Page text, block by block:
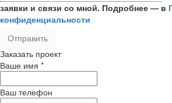
заявки и связи со мной. Подробнее — в
конфиденциальности
Заказать проект
Ваше имя *
Ваш телефон